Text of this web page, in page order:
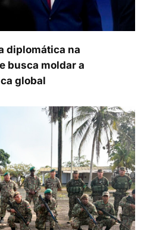
diplomática na
busca moldar a
global